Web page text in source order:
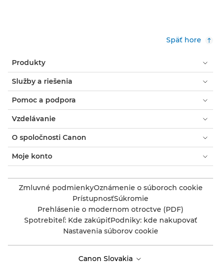
Späť hore
Produkty
Služby a riešenia
Pomoc a podpora
Vzdelávanie
O spoločnosti Canon
Moje konto
Zmluvné podmienkyOznámenie o súboroch cookie
PrístupnosťSúkromie
Prehlásenie o modernom otroctve (PDF)
Spotrebiteľ: Kde zakúpiťPodniky: kde nakupovať
Nastavenia súborov cookie
Canon Slovakia